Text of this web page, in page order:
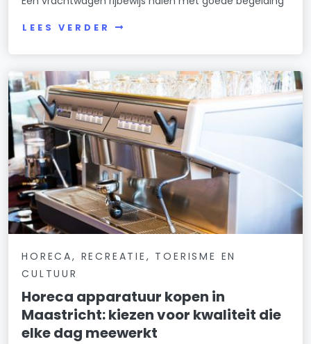
LEES VERDER
HORECA, RECREATIE, TOERISME EN
CULTUUR
Horeca apparatuur kopen in
Maastricht: kiezen voor kwaliteit die
elke dag meewerkt